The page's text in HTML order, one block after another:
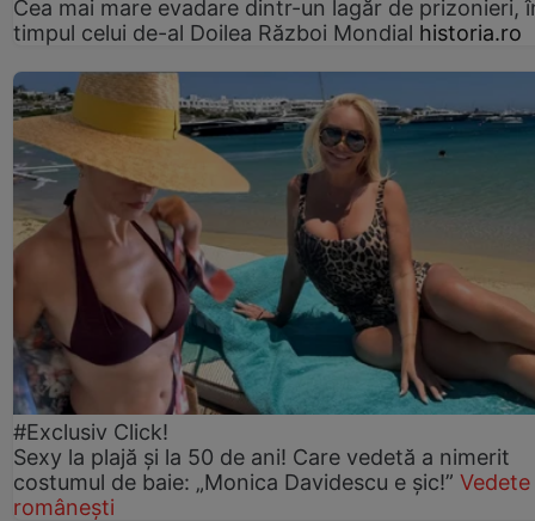
Cea mai mare evadare dintr-un lagăr de prizonieri,
timpul celui de-al Doilea Război Mondial historia.ro
#Exclusiv Click!
Sexy la plajă și la 50 de ani! Care vedetă a nimerit
costumul de baie: „Monica Davidescu e șic!” Vedete
românești